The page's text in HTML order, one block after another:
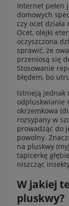
Internet pełen
domowych
czy ocet działa
Ocet, olejki
oczyszczona
sprawić, że
przeniosą się
Stosowanie
błędem, bo
Istnieją jednak
odpluskwianie
okrzemkowa
rozsypany w
prowadząc do
powolny.
na pluskwy
tapicerkę
niszcząc
W jakiej
pluskwy?